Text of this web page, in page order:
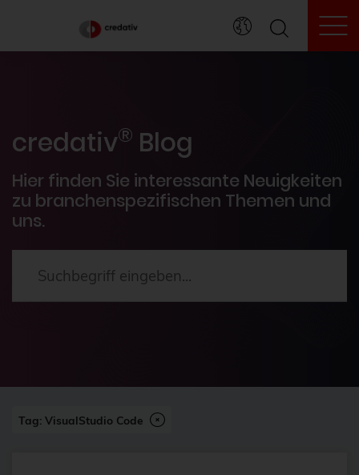
credativ® Blog
Hier finden Sie interessante Neuigkeiten
zu branchenspezifischen Themen und
uns.
Veranstaltungen
PostgreSQL®
2FA
Abonnement
Tag: VisualStudio Code